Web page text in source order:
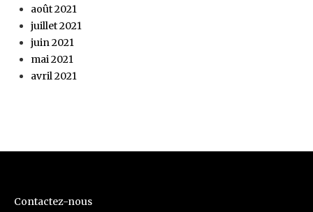
août 2021
juillet 2021
juin 2021
mai 2021
avril 2021
Contactez-nous